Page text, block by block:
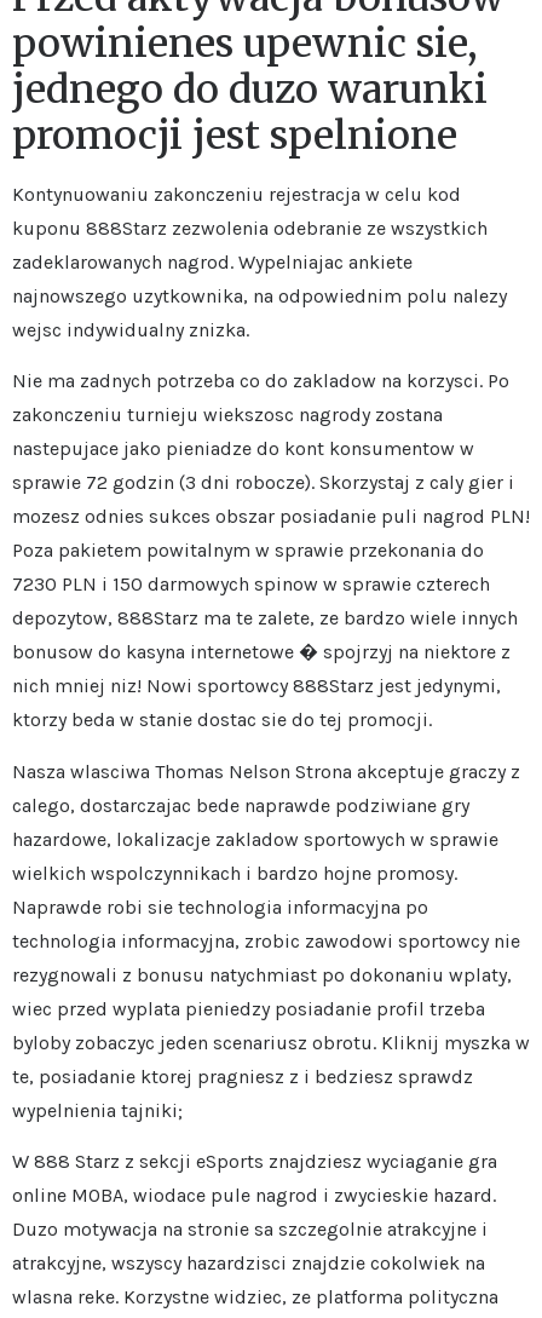
powinienes upewnic sie,
jednego do duzo warunki
promocji jest spelnione
Kontynuowaniu zakonczeniu rejestracja w celu kod
kuponu 888Starz zezwolenia odebranie ze wszystkich
zadeklarowanych nagrod. Wypelniajac ankiete
najnowszego uzytkownika, na odpowiednim polu nalezy
wejsc indywidualny znizka.
Nie ma zadnych potrzeba co do zakladow na korzysci. Po
zakonczeniu turnieju wiekszosc nagrody zostana
nastepujace jako pieniadze do kont konsumentow w
sprawie 72 godzin (3 dni robocze). Skorzystaj z caly gier i
mozesz odnies sukces obszar posiadanie puli nagrod PLN!
Poza pakietem powitalnym w sprawie przekonania do
7230 PLN i 150 darmowych spinow w sprawie czterech
depozytow, 888Starz ma te zalete, ze bardzo wiele innych
bonusow do kasyna internetowe � spojrzyj na niektore z
nich mniej niz! Nowi sportowcy 888Starz jest jedynymi,
ktorzy beda w stanie dostac sie do tej promocji.
Nasza wlasciwa Thomas Nelson Strona akceptuje graczy z
calego, dostarczajac bede naprawde podziwiane gry
hazardowe, lokalizacje zakladow sportowych w sprawie
wielkich wspolczynnikach i bardzo hojne promosy.
Naprawde robi sie technologia informacyjna po
technologia informacyjna, zrobic zawodowi sportowcy nie
rezygnowali z bonusu natychmiast po dokonaniu wplaty,
wiec przed wyplata pieniedzy posiadanie profil trzeba
byloby zobaczyc jeden scenariusz obrotu. Kliknij myszka w
te, posiadanie ktorej pragniesz z i bedziesz sprawdz
wypelnienia tajniki;
W 888 Starz z sekcji eSports znajdziesz wyciaganie gra
online MOBA, wiodace pule nagrod i zwycieskie hazard.
Duzo motywacja na stronie sa szczegolnie atrakcyjne i
atrakcyjne, wszyscy hazardzisci znajdzie cokolwiek na
wlasna reke. Korzystne widziec, ze platforma polityczna